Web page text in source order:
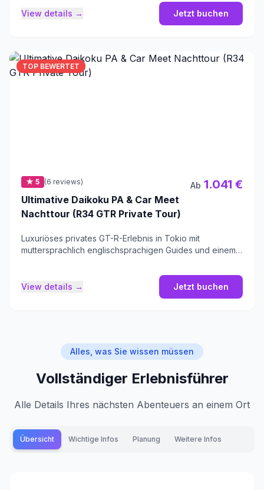
View details → Jetzt buchen
TOP BEWERTET
★ 5 (6 reviews)
Ultimative Daikoku PA & Car Meet
Nachttour (R34 GTR Private Tour)
Ab 1.041 €
Luxuriöses privates GT-R-Erlebnis in Tokio mit
muttersprachlich englischsprachigen Guides und einem
View details → Jetzt buchen
Alles, was Sie wissen müssen
Vollständiger Erlebnisführer
Alle Details Ihres nächsten Abenteuers an einem Ort
Übersicht Wichtige Infos Planung Weitere Infos